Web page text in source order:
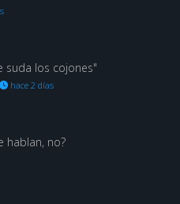
suda los cojones"
hace 2 días
hablan, no?